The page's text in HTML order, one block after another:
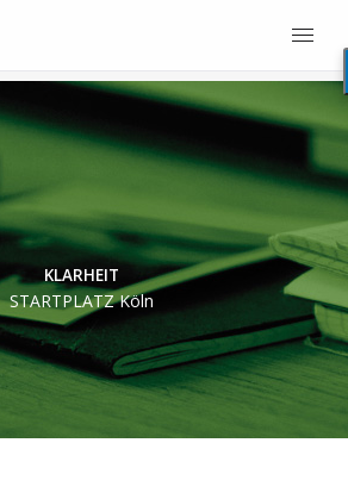
KLARHEIT
STARTPLATZ Köln